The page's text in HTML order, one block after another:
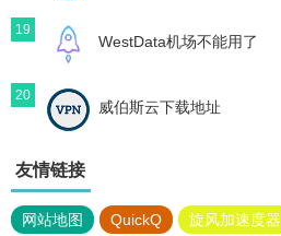
19
WestData机场不能用了
20
威伯斯云下载地址
友情链接
网站地图 QuickQ 旋风加速度器